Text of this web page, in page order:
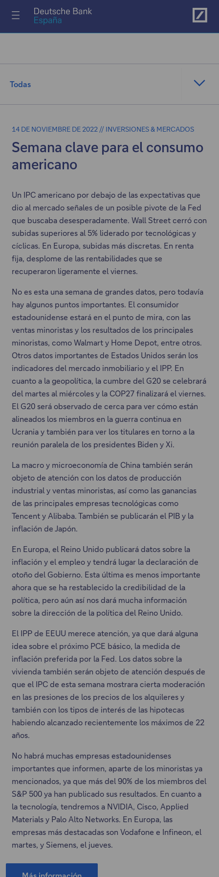
Todas
14 DE NOVIEMBRE DE 2022 // INVERSIONES & MERCADOS
Semana clave para el consumo
americano
Un IPC americano por debajo de las expectativas que
dio al mercado señales de un posible pivote de la Fed
que buscaba desesperadamente. Wall Street cerró con
subidas superiores al 5% liderado por tecnológicas y
cíclicas. En Europa, subidas más discretas. En renta
fija, desplome de las rentabilidades que se
recuperaron ligeramente el viernes.
No es esta una semana de grandes datos, pero todavía
hay algunos puntos importantes. El consumidor
estadounidense estará en el punto de mira, con las
ventas minoristas y los resultados de los principales
minoristas, como Walmart y Home Depot, entre otros.
Otros datos importantes de Estados Unidos serán los
indicadores del mercado inmobiliario y el IPP. En
cuanto a la geopolítica, la cumbre del G20 se celebrará
del martes al miércoles y la COP27 finalizará el viernes.
El G20 será observado de cerca para ver cómo están
alineados los miembros en la guerra continua en
Ucrania y también para ver los titulares en torno a la
reunión paralela de los presidentes Biden y Xi.
La macro y microeconomía de China también serán
objeto de atención con los datos de producción
industrial y ventas minoristas, así como las ganancias
de las principales empresas tecnológicas como
Tencent y Alibaba. También se publicarán el PIB y la
inflación de Japón.
En Europa, el Reino Unido publicará datos sobre la
inflación y el empleo y tendrá lugar la declaración de
otoño del Gobierno. Esta última es menos importante
ahora que se ha restablecido la credibilidad de la
política, pero aún así nos dará mucha información
sobre la dirección de la política del Reino Unido.
El IPP de EEUU merece atención, ya que dará alguna
idea sobre el próximo PCE básico, la medida de
inflación preferida por la Fed. Los datos sobre la
vivienda también serán objeto de atención después de
que el IPC de esta semana mostrara cierta moderación
en las presiones de los precios de los alquileres y
también con los tipos de interés de las hipotecas
habiendo alcanzado recientemente los máximos de 22
años.
No habrá muchas empresas estadounidenses
importantes que informen, aparte de los minoristas ya
mencionados, ya que más del 90% de los miembros del
S&P 500 ya han publicado sus resultados. En cuanto a
la tecnología, tendremos a NVIDIA, Cisco, Applied
Materials y Palo Alto Networks. En Europa, las
empresas más destacadas son Vodafone e Infineon, el
martes, y Siemens, el jueves.